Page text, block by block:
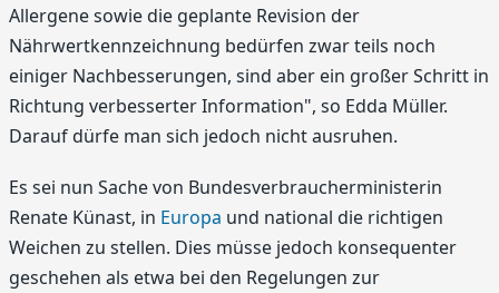
Allergene sowie die geplante Revision der
Nährwertkennzeichnung bedürfen zwar teils noch
einiger Nachbesserungen, sind aber ein großer Schritt in
Richtung verbesserter Information", so Edda Müller.
Darauf dürfe man sich jedoch nicht ausruhen.
Es sei nun Sache von Bundesverbraucherministerin
Renate Künast, in Europa und national die richtigen
Weichen zu stellen. Dies müsse jedoch konsequenter
geschehen als etwa bei den Regelungen zur